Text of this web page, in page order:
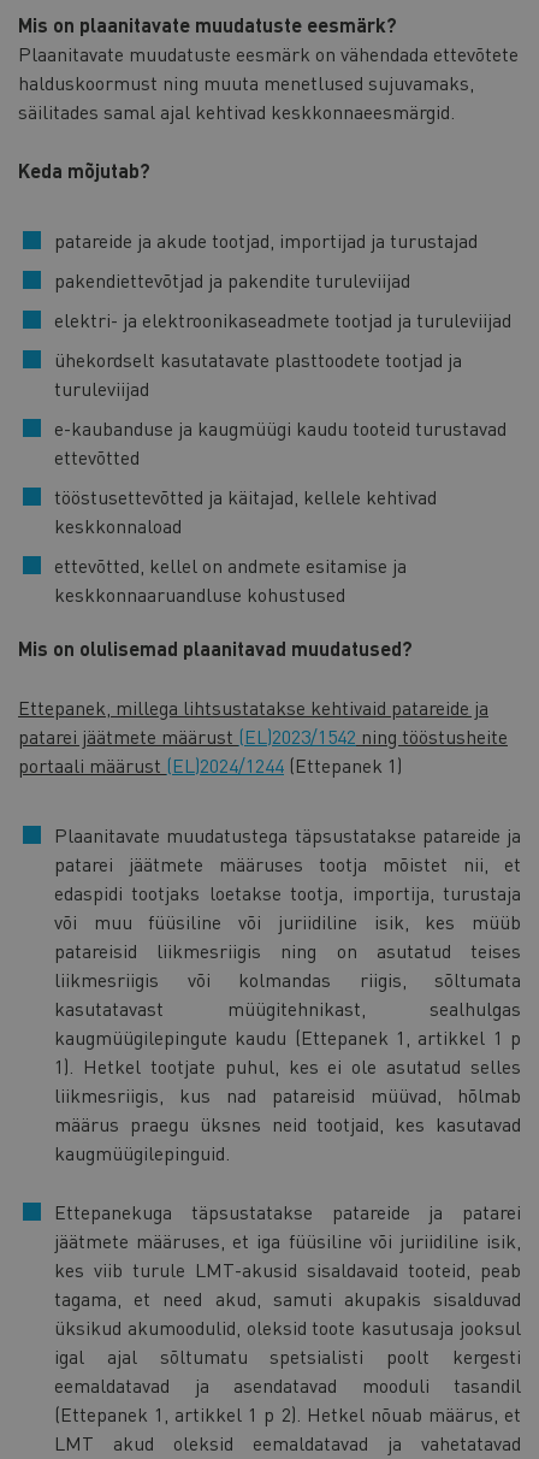
Mis on plaanitavate muudatuste eesmärk?
Plaanitavate muudatuste eesmärk on vähendada ettevõtete
halduskoormust ning muuta menetlused sujuvamaks,
säilitades samal ajal kehtivad keskkonnaeesmärgid.
Keda mõjutab?
patareide ja akude tootjad, importijad ja turustajad
pakendiettevõtjad ja pakendite turuleviijad
elektri- ja elektroonikaseadmete tootjad ja turuleviijad
ühekordselt kasutatavate plasttoodete tootjad ja
turuleviijad
e-kaubanduse ja kaugmüügi kaudu tooteid turustavad
ettevõtted
tööstusettevõtted ja käitajad, kellele kehtivad
keskkonnaload
ettevõtted, kellel on andmete esitamise ja
keskkonnaaruandluse kohustused
Mis on olulisemad plaanitavad muudatused?
Ettepanek, millega lihtsustatakse kehtivaid patareide ja
patarei jäätmete määrust (EL)2023/1542 ning tööstusheite
portaali määrust (EL)2024/1244 (Ettepanek 1)
Plaanitavate muudatustega täpsustatakse patareide ja
patarei jäätmete määruses tootja mõistet nii, et
edaspidi tootjaks loetakse tootja, importija, turustaja
või muu füüsiline või juriidiline isik, kes müüb
patareisid liikmesriigis ning on asutatud teises
liikmesriigis või kolmandas riigis, sõltumata
kasutatavast müügitehnikast, sealhulgas
kaugmüügilepingute kaudu (Ettepanek 1, artikkel 1 p
1). Hetkel tootjate puhul, kes ei ole asutatud selles
liikmesriigis, kus nad patareisid müüvad, hõlmab
määrus praegu üksnes neid tootjaid, kes kasutavad
kaugmüügilepinguid.
Ettepanekuga täpsustatakse patareide ja patarei
jäätmete määruses, et iga füüsiline või juriidiline isik,
kes viib turule LMT-akusid sisaldavaid tooteid, peab
tagama, et need akud, samuti akupakis sisalduvad
üksikud akumoodulid, oleksid toote kasutusaja jooksul
igal ajal sõltumatu spetsialisti poolt kergesti
eemaldatavad ja asendatavad mooduli tasandil
(Ettepanek 1, artikkel 1 p 2). Hetkel nõuab määrus, et
LMT akud oleksid eemaldatavad ja vahetatavad